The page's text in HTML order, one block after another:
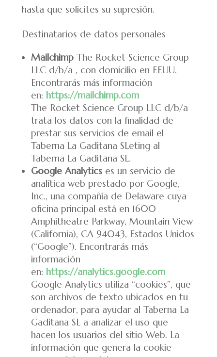
hasta que solicites su supresión.
Destinatarios de datos personales
MailchimpThe Rocket Science Group
LLC d/b/a , con domicilio en EEUU.
Encontrarás más información
en: https://mailchimp.com
The Rocket Science Group LLC d/b/a
trata los datos con la finalidad de
prestar sus servicios de email el
Taberna La Gaditana SLeting al
Taberna La Gaditana SL.
Google Analyticses un servicio de
analítica web prestado por Google,
Inc., una compañía de Delaware cuya
oficina principal está en 1600
Amphitheatre Parkway, Mountain View
(California), CA 94043, Estados Unidos
(“Google”). Encontrarás más
información
en: https://analytics.google.com
Google Analytics utiliza “cookies”, que
son archivos de texto ubicados en tu
ordenador, para ayudar al Taberna La
Gaditana SL a analizar el uso que
hacen los usuarios del sitio Web. La
información que genera la cookie